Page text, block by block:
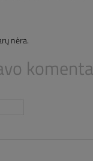
nėra.